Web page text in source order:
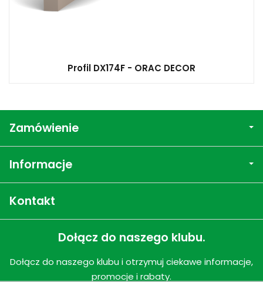
Profil DX174F - ORAC DECOR
Zamówienie
Informacje
Kontakt
Dołącz do naszego klubu.
Dołącz do naszego klubu i otrzymuj ciekawe informacje,
promocje i rabaty.